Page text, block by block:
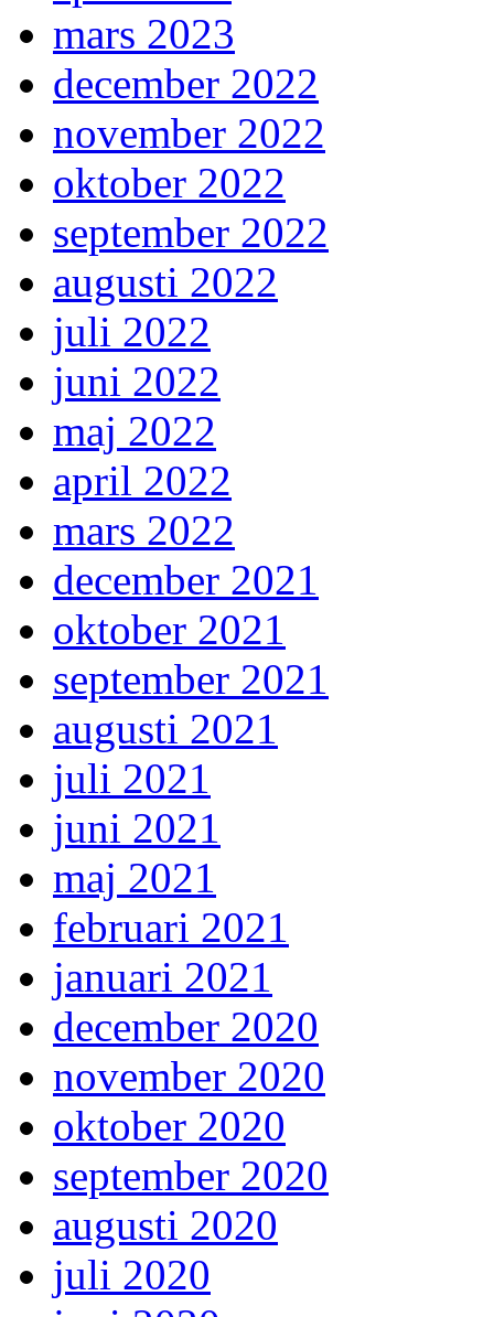
mars 2023
december 2022
november 2022
oktober 2022
september 2022
augusti 2022
juli 2022
juni 2022
maj 2022
april 2022
mars 2022
december 2021
oktober 2021
september 2021
augusti 2021
juli 2021
juni 2021
maj 2021
februari 2021
januari 2021
december 2020
november 2020
oktober 2020
september 2020
augusti 2020
juli 2020